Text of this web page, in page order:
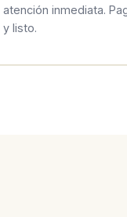
atención inmediata.
y listo.